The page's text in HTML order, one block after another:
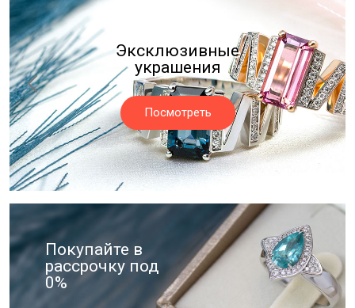
Изготовление
украшений
Посмотреть
Покупайте в
рассрочку под
0%